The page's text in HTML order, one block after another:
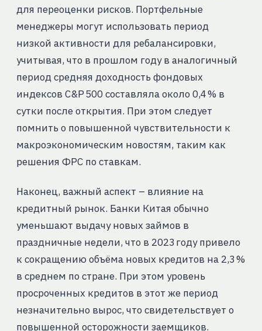
для переоценки рисков. Портфельные
менеджеры могут использовать период
низкой активности для ребалансировки,
учитывая, что в прошлом году в аналогичный
период средняя доходность фондовых
индексов С&P 500 составляла около 0,4 % в
сутки после открытия. При этом следует
помнить о повышенной чувствительности к
макроэкономическим новостям, таким как
решения ФРС по ставкам.
Наконец, важный аспект – влияние на
кредитный рынок. Банки Китая обычно
уменьшают выдачу новых займов в
праздничные недели, что в 2023 году привело
к сокращению объёма новых кредитов на 2,3 %
в среднем по стране. При этом уровень
просроченных кредитов в этот же период
незначительно вырос, что свидетельствует о
повышенной осторожности заемщиков.